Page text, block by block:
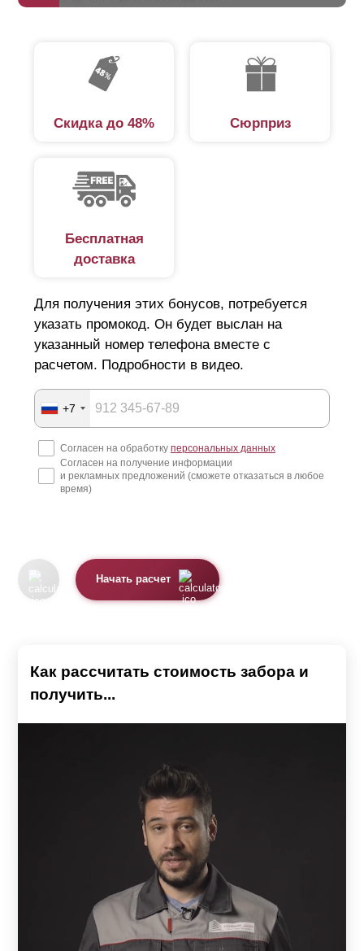
Скидка до 48% Сюрприз
Бесплатная
доставка
Для получения этих бонусов, потребуется
указать промокод. Он будет выслан на
указанный номер телефона вместе с
расчетом. Подробности в видео.
+7
Согласен на обработку персональных данных
Согласен на получение информации
и рекламных предложений (сможете отказаться в любое
время)
Начать расчет
Как рассчитать стоимость забора и
получить...